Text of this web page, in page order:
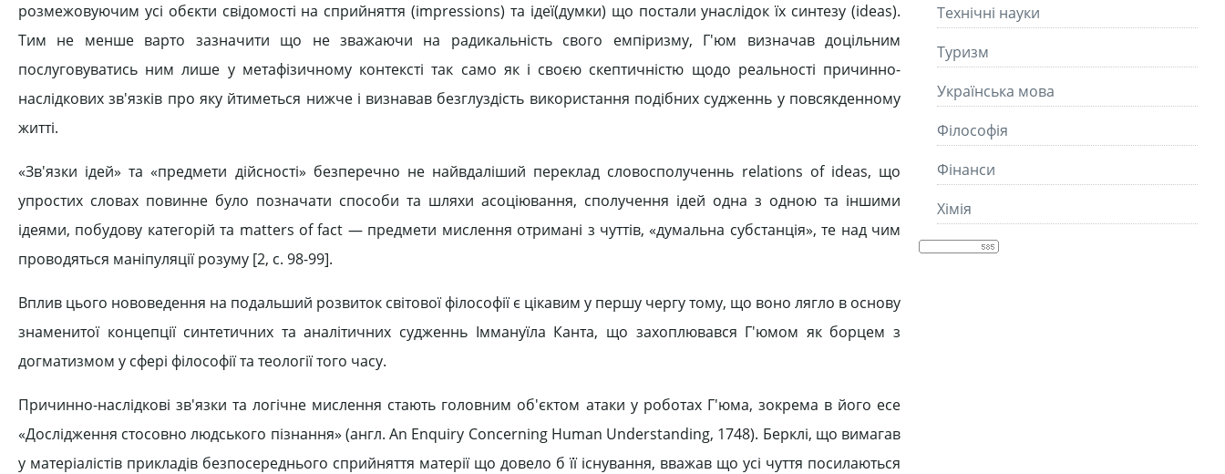
розмежовуючим усі обєкти свідомості на сприйняття (impressions) та ідеї(думки) що постали унаслідок їх синтезу (ideas).
Тим не менше варто зазначити що не зважаючи на радикальність свого емпіризму, Г'юм визначав доцільним
послуговуватись ним лише у метафізичному контексті так само як і своєю скептичністю щодо реальності причинно-
наслідкових зв'язків про яку йтиметься нижче і визнавав безглуздість використання подібних судженнь у повсякденному
житті.
«Зв'язки ідей» та «предмети дійсності» безперечно не найвдаліший переклад словосполученнь relations of ideas, що
упростих словах повинне було позначати способи та шляхи асоціювання, сполучення ідей одна з одною та іншими
ідеями, побудову категорій та matters of fact — предмети мислення отримані з чуттів, «думальна субстанція», те над чим
проводяться маніпуляції розуму [2, c. 98-99].
Вплив цього нововедення на подальший розвиток світової філософії є цікавим у першу чергу тому, що воно лягло в основу
знаменитої концепції синтетичних та аналітичних судженнь Іммануїла Канта, що захоплювався Г'юмом як борцем з
догматизмом у сфері філософії та теології того часу.
Причинно-наслідкові зв'язки та логічне мислення стають головним об'єктом атаки у роботах Г'юма, зокрема в його есе
«Дослідження стосовно людського пізнання» (англ. An Enquiry Concerning Human Understanding, 1748). Берклі, що вимагав
у матеріалістів прикладів безпосереднього сприйняття матерії що довело б її існування, вважав що усі чуття посилаються
Технічні науки
Туризм
Українська мова
Філософія
Фінанси
Хімія